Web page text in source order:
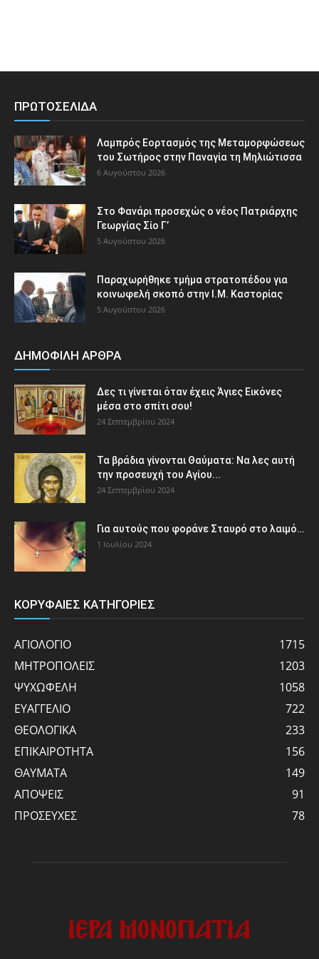
ΠΡΩΤΟΣΕΛΙΔΑ
Λαμπρός Εορτασμός της Μεταμορφώσεως
του Σωτήρος στην Παναγία τη Μηλιώτισσα
6 Αυγούστου 2026
Στο Φανάρι προσεχώς ο νέος Πατριάρχης
Γεωργίας Σίο Γ’
5 Αυγούστου 2026
Παραχωρήθηκε τμήμα στρατοπέδου για
κοινωφελή σκοπό στην Ι.Μ. Καστορίας
5 Αυγούστου 2026
ΔΗΜΟΦΙΛΗ ΑΡΘΡΑ
Δες τι γίνεται όταν έχεις Άγιες Εικόνες
μέσα στο σπίτι σου!
24 Σεπτεμβρίου 2024
Τα βράδια γίνονται Θαύματα: Να λες αυτή
την προσευχή του Αγίου...
24 Σεπτεμβρίου 2024
Για αυτούς που φοράνε Σταυρό στο λαιμό…
1 Ιουλίου 2024
ΚΟΡΥΦΑΙΕΣ ΚΑΤΗΓΟΡΙΕΣ
ΑΓΙΟΛΟΓΙΟ
1715
ΜΗΤΡΟΠΟΛΕΙΣ
1203
ΨΥΧΩΦΕΛΗ
1058
ΕΥΑΓΓΕΛΙΟ
722
ΘΕΟΛΟΓΙΚΑ
233
ΕΠΙΚΑΙΡΟΤΗΤΑ
156
ΘΑΥΜΑΤΑ
149
ΑΠΟΨΕΙΣ
91
ΠΡΟΣΕΥΧΕΣ
78